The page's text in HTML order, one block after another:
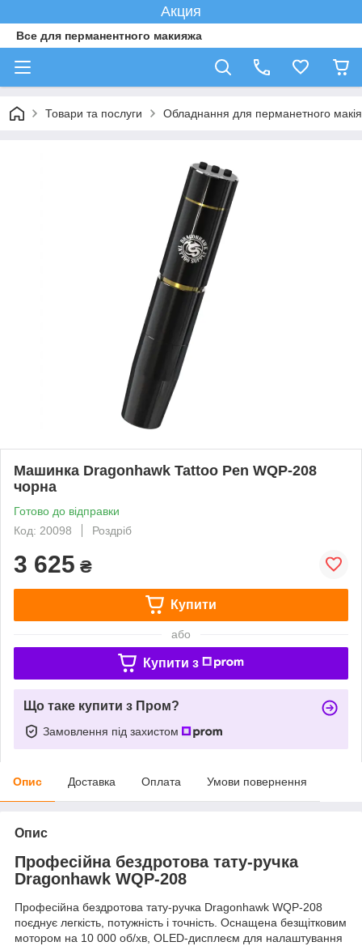
Акция
Все для перманентного макияжа
Товари та послуги Обладнання для перманетного
Машинка Dragonhawk Tattoo Pen WQP-208
чорна
Готово до відправки
Код: 20098
Роздріб
3 625 ₴
Купити
або
Купити з
Що таке купити з Пром?
Замовлення під захистом
Опис Доставка Оплата Умови повернення
Опис
Професійна бездротова тату-ручка
Dragonhawk WQP-208
Професійна бездротова тату-ручка Dragonhawk WQP-208
поєднує легкість, потужність і точність. Оснащена безщітковим
мотором на 10 000 об/хв, OLED-дисплеєм для налаштування